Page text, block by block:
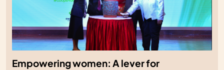
Empowering women: A lever for